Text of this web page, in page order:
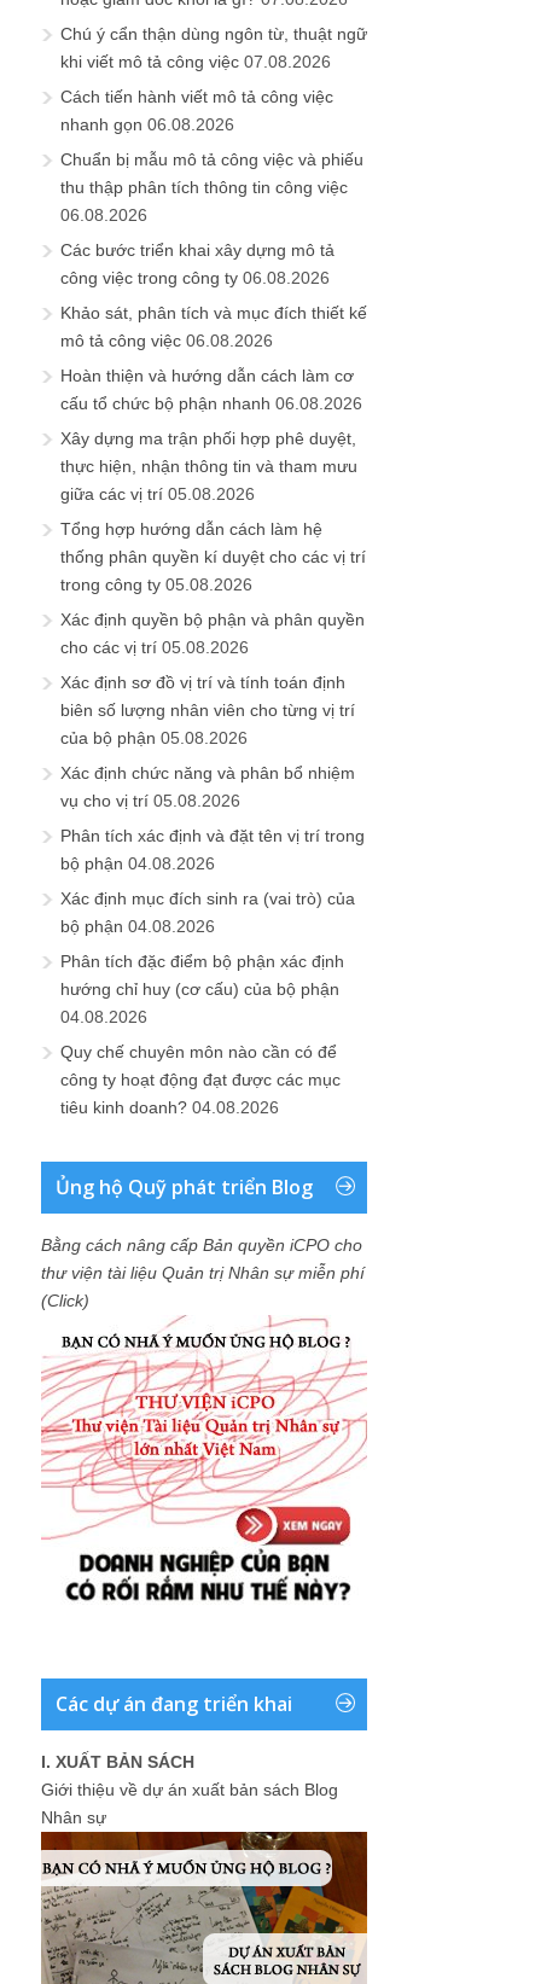
Chú ý cẩn thận dùng ngôn từ, thuật ngữ
khi viết mô tả công việc 07.08.2026
Cách tiến hành viết mô tả công việc
nhanh gọn 06.08.2026
Chuẩn bị mẫu mô tả công việc và phiếu
thu thập phân tích thông tin công việc
06.08.2026
Các bước triển khai xây dựng mô tả
công việc trong công ty 06.08.2026
Khảo sát, phân tích và mục đích thiết kế
mô tả công việc 06.08.2026
Hoàn thiện và hướng dẫn cách làm cơ
cấu tổ chức bộ phận nhanh 06.08.2026
Xây dựng ma trận phối hợp phê duyệt,
thực hiện, nhận thông tin và tham mưu
giữa các vị trí 05.08.2026
Tổng hợp hướng dẫn cách làm hệ
thống phân quyền kí duyệt cho các vị trí
trong công ty 05.08.2026
Xác định quyền bộ phận và phân quyền
cho các vị trí 05.08.2026
Xác định sơ đồ vị trí và tính toán định
biên số lượng nhân viên cho từng vị trí
của bộ phận 05.08.2026
Xác định chức năng và phân bổ nhiệm
vụ cho vị trí 05.08.2026
Phân tích xác định và đặt tên vị trí trong
bộ phận 04.08.2026
Xác định mục đích sinh ra (vai trò) của
bộ phận 04.08.2026
Phân tích đặc điểm bộ phận xác định
hướng chỉ huy (cơ cấu) của bộ phận
04.08.2026
Quy chế chuyên môn nào cần có để
công ty hoạt động đạt được các mục
tiêu kinh doanh? 04.08.2026
Ủng hộ Quỹ phát triển Blog
Bằng cách nâng cấp Bản quyền iCPO cho
thư viện tài liệu Quản trị Nhân sự miễn phí
(Click)
Các dự án đang triển khai
I. XUẤT BẢN SÁCH
Giới thiệu về dự án xuất bản sách Blog
Nhân sự